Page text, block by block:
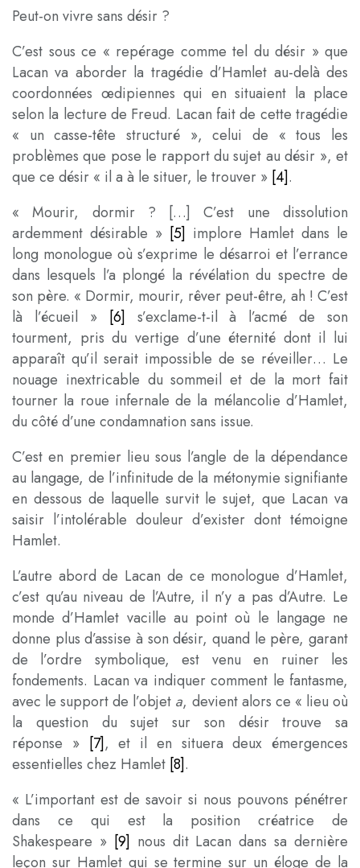
Peut-on vivre sans désir ?
C’est sous ce « repérage comme tel du désir » que
Lacan va aborder la tragédie d’Hamlet au-delà des
coordonnées œdipiennes qui en situaient la place
selon la lecture de Freud. Lacan fait de cette tragédie
« un casse-tête structuré », celui de « tous les
problèmes que pose le rapport du sujet au désir », et
que ce désir « il a à le situer, le trouver » [4].
« Mourir, dormir ? […] C’est une dissolution
ardemment désirable » [5] implore Hamlet dans le
long monologue où s’exprime le désarroi et l’errance
dans lesquels l’a plongé la révélation du spectre de
son père. « Dormir, mourir, rêver peut-être, ah ! C’est
là l’écueil »
[6]
s’exclame-t-il à l’acmé de son
tourment, pris du vertige d’une éternité dont il lui
apparaît qu’il serait impossible de se réveiller… Le
nouage inextricable du sommeil et de la mort fait
tourner la roue infernale de la mélancolie d’Hamlet,
du côté d’une condamnation sans issue.
C’est en premier lieu sous l’angle de la dépendance
au langage, de l’infinitude de la métonymie signifiante
en dessous de laquelle survit le sujet, que Lacan va
saisir l’intolérable douleur d’exister dont témoigne
Hamlet.
L’autre abord de Lacan de ce monologue d’Hamlet,
c’est qu’au niveau de l’Autre, il n’y a pas d’Autre. Le
monde d’Hamlet vacille au point où le langage ne
donne plus d’assise à son désir, quand le père, garant
de l’ordre symbolique, est venu en ruiner les
fondements. Lacan va indiquer comment le fantasme,
avec le support de l’objet a, devient alors ce « lieu où
la question du sujet sur son désir trouve sa
réponse » [7], et il en situera deux émergences
essentielles chez Hamlet [8].
« L’important est de savoir si nous pouvons pénétrer
dans ce qui est la position créatrice de
Shakespeare » [9] nous dit Lacan dans sa dernière
leçon sur Hamlet qui se termine sur un éloge de la